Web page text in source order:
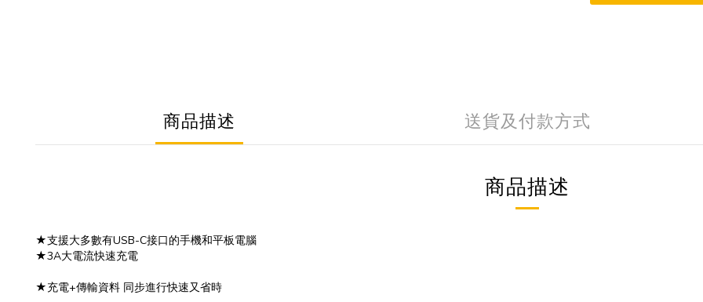
商品描述 送貨及付款方式
商品描述
★支援大多數有USB-C接口的手機和平板電腦
★3A大電流快速充電
★充電+傳輸資料 同步進行快速又省時